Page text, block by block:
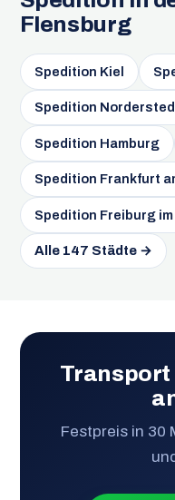
Flensburg
Spedition Kiel
Spedition
Spedition Hamburg
Spedition Frankfurt
Spedition Freiburg
Alle 147 Städte →
Transport
Festpreis in 30